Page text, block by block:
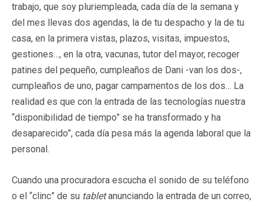
trabajo, que soy pluriempleada, cada día de la semana y
del mes llevas dos agendas, la de tu despacho y la de tu
casa, en la primera vistas, plazos, visitas, impuestos,
gestiones…, en la otra, vacunas, tutor del mayor, recoger
patines del pequeño, cumpleaños de Dani -van los dos-,
cumpleaños de uno, pagar campamentos de los dos… La
realidad es que con la entrada de las tecnologías nuestra
“disponibilidad de tiempo” se ha transformado y ha
desaparecido”, cada día pesa más la agenda laboral que la
personal.
Cuando una procuradora escucha el sonido de su teléfono
o el “clinc” de su tabletanunciando la entrada de un correo,